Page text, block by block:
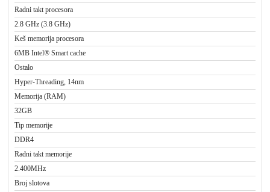
Radni takt procesora
2.8 GHz (3.8 GHz)
Keš memorija procesora
6MB Intel® Smart cache
Ostalo
Hyper-Threading, 14nm
Memorija (RAM)
32GB
Tip memorije
DDR4
Radni takt memorije
2.400MHz
Broj slotova